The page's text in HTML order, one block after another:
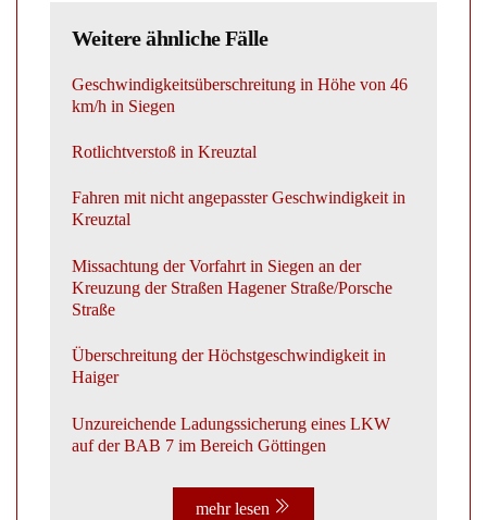
Weitere ähnliche Fälle
Geschwindigkeitsüberschreitung in Höhe von 46
km/h in Siegen
Rotlichtverstoß in Kreuztal
Fahren mit nicht angepasster Geschwindigkeit in
Kreuztal
Missachtung der Vorfahrt in Siegen an der
Kreuzung der Straßen Hagener Straße/Porsche
Straße
Überschreitung der Höchstgeschwindigkeit in
Haiger
Unzureichende Ladungssicherung eines LKW
auf der BAB 7 im Bereich Göttingen
mehr lesen